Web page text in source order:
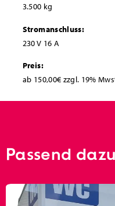
3.500 kg
Stromanschluss:
230 V 16 A
Preis:
ab 150,00€ zzgl. 19%
Passend